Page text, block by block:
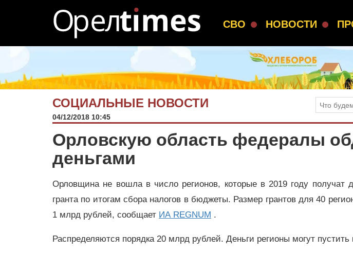
СВО НОВОСТИ
СОЦИАЛЬНЫЕ НОВОСТИ
04/12/2018 10:45
Орловскую область федералы
деньгами
Орловщина не вошла в число регионов, которые в 2019 году получат
гранта по итогам сбора налогов в бюджеты. Размер грантов для 40
1 млрд рублей, сообщает ИА REGNUM .
Распределяются порядка 20 млрд рублей. Деньги регионы могут